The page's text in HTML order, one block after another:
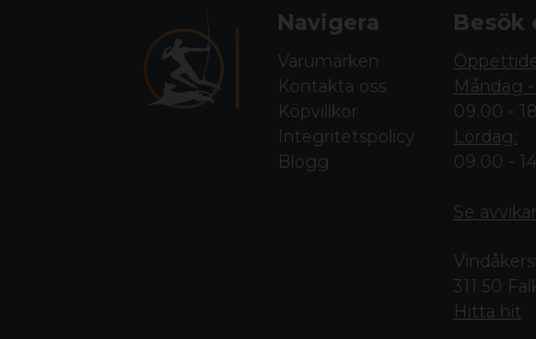
Navigera
Varumärken
Kontakta oss
Köpvillkor
Integritetspolicy
Blogg
Besök
Måndag -
09.00 -
Lördag:
09.00 -
Se
311 50
Hitta hit